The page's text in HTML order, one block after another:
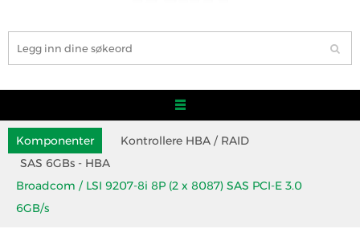
Komponenter
Kontrollere HBA / RAID
SAS 6GBs - HBA
Broadcom / LSI 9207-8i 8P (2 x 8087) SAS PCI-E 3.0
6GB/s